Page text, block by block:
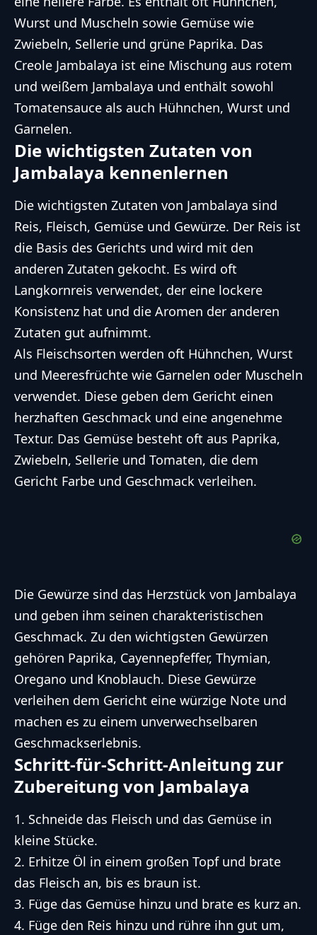
Wurst und Muscheln sowie Gemüse wie
Zwiebeln, Sellerie und grüne Paprika. Das
Creole Jambalaya ist eine Mischung aus rotem
und weißem Jambalaya und enthält sowohl
Tomatensauce als auch Hühnchen, Wurst und
Garnelen.
Die wichtigsten Zutaten von
Jambalaya kennenlernen
Die wichtigsten Zutaten von Jambalaya sind
Reis, Fleisch, Gemüse und Gewürze. Der Reis ist
die Basis des Gerichts und wird mit den
anderen Zutaten gekocht. Es wird oft
Langkornreis verwendet, der eine lockere
Konsistenz hat und die Aromen der anderen
Zutaten gut aufnimmt.
Als Fleischsorten werden oft Hühnchen, Wurst
und Meeresfrüchte wie Garnelen oder Muscheln
verwendet. Diese geben dem Gericht einen
herzhaften Geschmack und eine angenehme
Textur. Das Gemüse besteht oft aus Paprika,
Zwiebeln, Sellerie und Tomaten, die dem
Gericht Farbe und Geschmack verleihen.
Die Gewürze sind das Herzstück von Jambalaya
und geben ihm seinen charakteristischen
Geschmack. Zu den wichtigsten Gewürzen
gehören Paprika, Cayennepfeffer, Thymian,
Oregano und Knoblauch. Diese Gewürze
verleihen dem Gericht eine würzige Note und
machen es zu einem unverwechselbaren
Geschmackserlebnis.
Schritt-für-Schritt-Anleitung zur
Zubereitung von Jambalaya
1. Schneide das Fleisch und das Gemüse in
kleine Stücke.
2. Erhitze Öl in einem großen Topf und brate
das Fleisch an, bis es braun ist.
3. Füge das Gemüse hinzu und brate es kurz an.
4. Füge den Reis hinzu und rühre ihn gut um,